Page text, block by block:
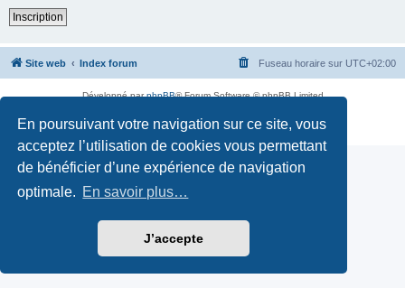
En poursuivant votre navigation sur ce site, vous
acceptez l’utilisation de cookies vous permettant
de bénéficier d’une expérience de navigation
optimale. En savoir plus…
J’accepte
Inscription
Site web Index forum Fuseau horaire sur UTC+02:00
Développé parphpBB® Forum Software © phpBB Limited
Confidentialité| Conditions